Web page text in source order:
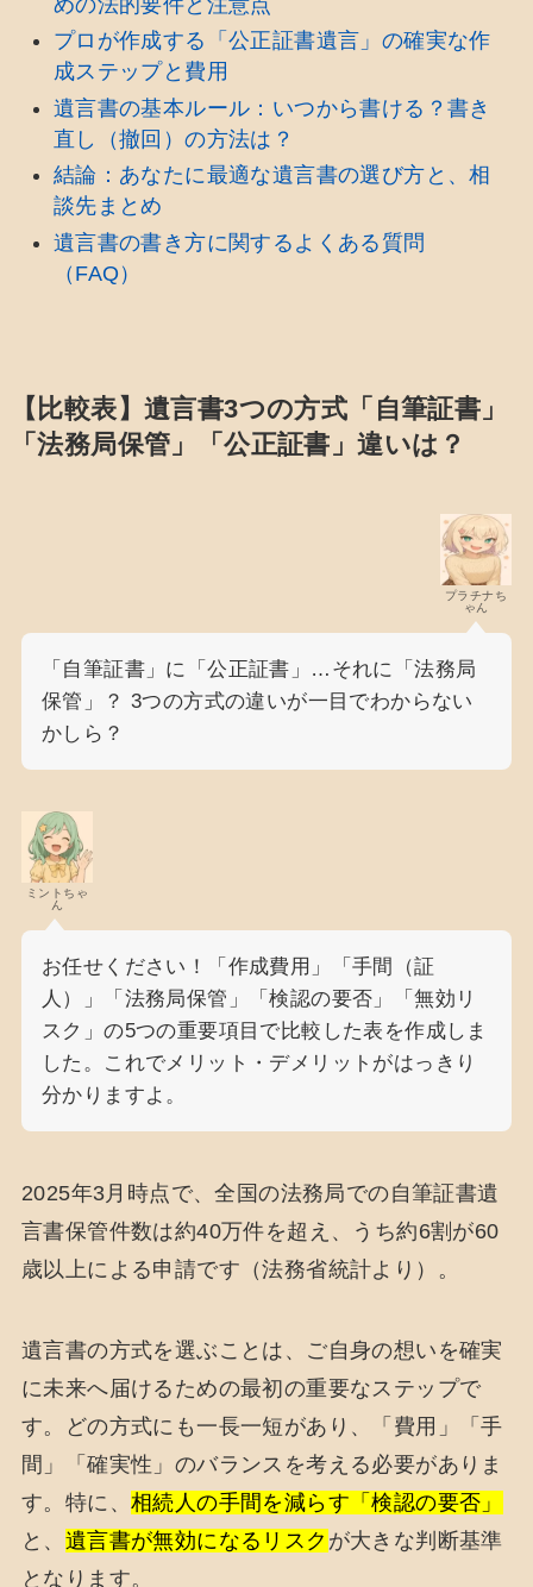
プロが作成する「公正証書遺言」の確実な作
成ステップと費用
遺言書の基本ルール：いつから書ける？書き
直し（撤回）の方法は？
結論：あなたに最適な遺言書の選び方と、相
談先まとめ
遺言書の書き方に関するよくある質問
（FAQ）
【比較表】遺言書3つの方式「自筆証書」
「法務局保管」「公正証書」違いは？
プラチナち
ゃん
「自筆証書」に「公正証書」…それに「法務局
保管」？ 3つの方式の違いが一目でわからない
かしら？
ミントちゃ
ん
お任せください！「作成費用」「手間（証
人）」「法務局保管」「検認の要否」「無効リ
スク」の5つの重要項目で比較した表を作成しま
した。これでメリット・デメリットがはっきり
分かりますよ。
2025年3月時点で、全国の法務局での自筆証書遺
言書保管件数は約40万件を超え、うち約6割が60
歳以上による申請です（法務省統計より）。
遺言書の方式を選ぶことは、ご自身の想いを確実
に未来へ届けるための最初の重要なステップで
す。どの方式にも一長一短があり、「費用」「手
間」「確実性」のバランスを考える必要がありま
す。特に、 相続人の手間を減らす「検認の要否」
と、 遺言書が無効になるリスク が大きな判断基準
となります。